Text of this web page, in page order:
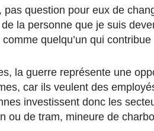
pas question pour eux de
la personne que je suis
quelqu’un qui
la guerre représente une
car ils veulent des
investissent donc les
ou de tram, mineure de